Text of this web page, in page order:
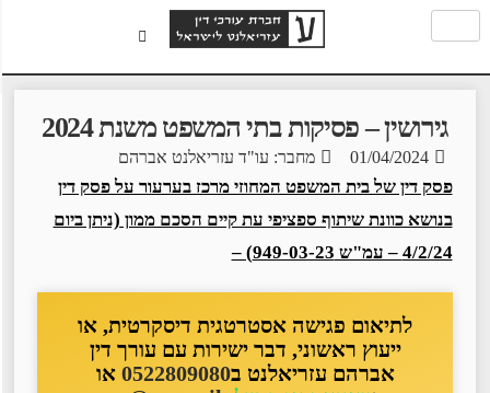
גירושין – פסיקות בתי המשפט משנת 2024
01/04/2024 מחבר: עו"ד עזריאלנט אברהם
פסק דין של בית המשפט המחוזי מרכז בערעור על פסק דין
בנושא כוונת שיתוף ספציפי עת קיים הסכם ממון (ניתן ביום
4/2/24 – עמ"ש 949-03-23) –
לתיאום פגישה אסטרטגית דיסקרטית, או
ייעוץ ראשוני, דבר ישירות עם עורך דין
אברהם עזריאלנט ב0522809080או